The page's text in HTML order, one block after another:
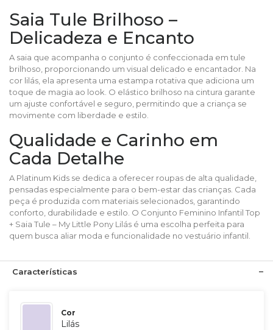
Saia Tule Brilhoso –
Delicadeza e Encanto
A saia que acompanha o conjunto é confeccionada em tule
brilhoso, proporcionando um visual delicado e encantador. Na
cor lilás, ela apresenta uma estampa rotativa que adiciona um
toque de magia ao look. O elástico brilhoso na cintura garante
um ajuste confortável e seguro, permitindo que a criança se
movimente com liberdade e estilo.
Qualidade e Carinho em
Cada Detalhe
A Platinum Kids se dedica a oferecer roupas de alta qualidade,
pensadas especialmente para o bem-estar das crianças. Cada
peça é produzida com materiais selecionados, garantindo
conforto, durabilidade e estilo. O Conjunto Feminino Infantil Top
+ Saia Tule – My Little Pony Lilás é uma escolha perfeita para
quem busca aliar moda e funcionalidade no vestuário infantil.
Características
Cor
Lilás